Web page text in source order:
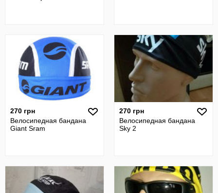
270 грн
Велосипедная бандана
Giant Sram
270 грн
Велосипедная бандана
Sky 2